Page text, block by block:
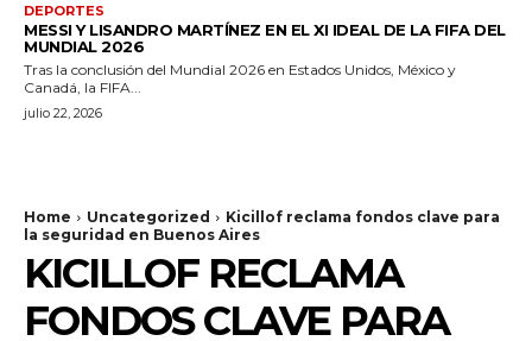
DEPORTES
MESSI Y LISANDRO MARTÍNEZ EN EL XI IDEAL DE LA FIFA DEL
MUNDIAL 2026
Tras la conclusión del Mundial 2026 en Estados Unidos, México y
Canadá, la FIFA...
julio 22, 2026